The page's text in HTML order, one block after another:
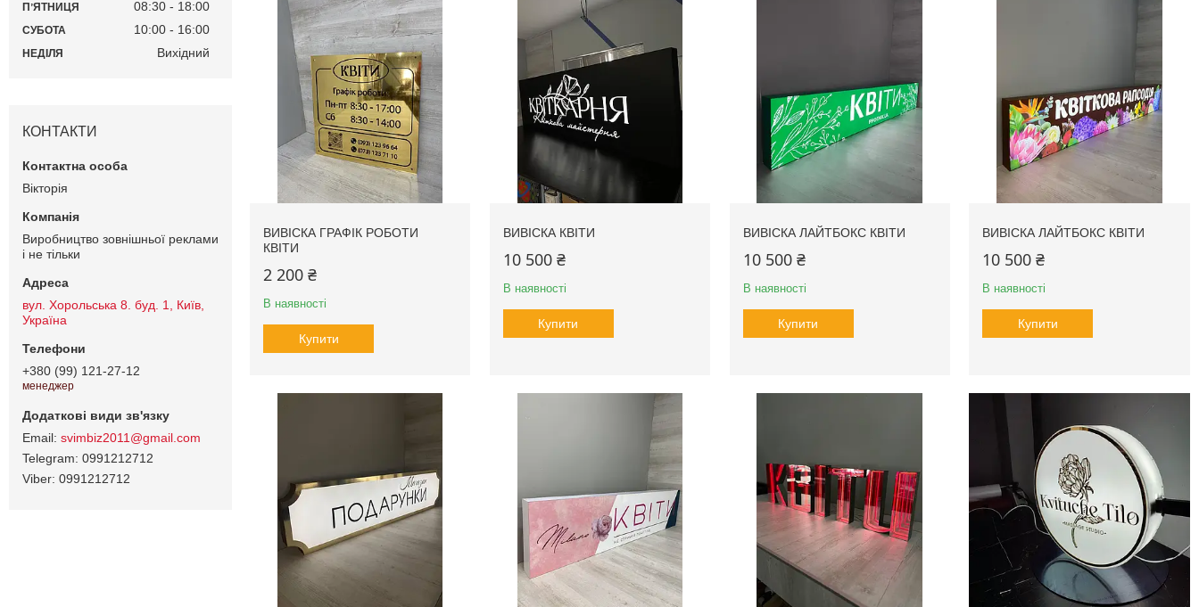
ВИВІСКА ГРАФІК РОБОТИ
КВІТИ
2 200 ₴
В наявності
Купити
ВИВІСКА КВІТИ
10 500 ₴
В наявності
Купити
ВИВІСКА ЛАЙТБОКС КВІТИ
10 500 ₴
В наявності
Купити
ВИВІСКА ЛАЙТБОКС КВІТИ
10 500 ₴
В наявності
Купити
ПʼЯТНИЦЯ 08:30 18:00
СУБОТА 10:00 16:00
НЕДІЛЯ Вихідний
КОНТАКТИ
Вiкторiя
Виробництво зовнішньої реклами
і не тільки
вул. Хорольська 8. буд. 1, Київ,
Україна
+380 (99) 121-27-12
менеджер
svimbiz2011@gmail.com
0991212712
0991212712